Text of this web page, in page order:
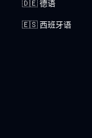
🇩🇪 德语
🇪🇸 西班牙语